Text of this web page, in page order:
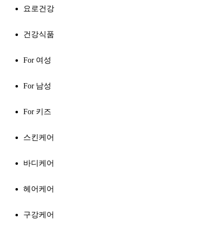
요로건강
건강식품
For 여성
For 남성
For 키즈
스킨케어
바디케어
헤어케어
구강케어